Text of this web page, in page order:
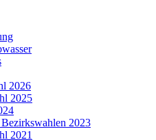
2026
2025
2023
2021